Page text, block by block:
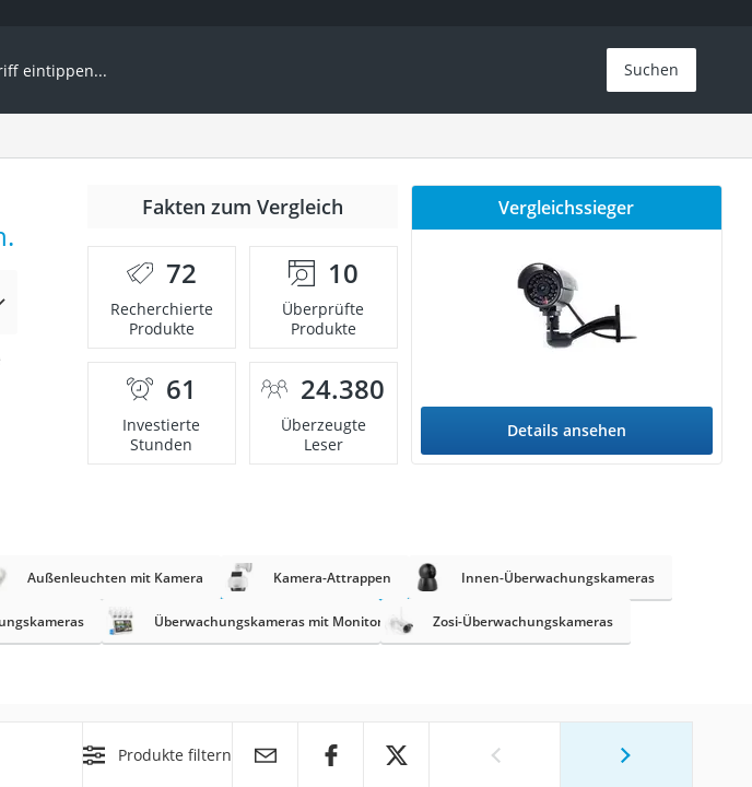
Suchen
Fakten zum Vergleich
72
Recherchierte
Produkte
10
Überprüfte
Produkte
61
Investierte
Stunden
24.380
Überzeugte
Leser
Vergleichssieger
Details ansehen
Außenleuchten mit Kamera Kamera-Attrappen Innen-Überwachungskameras
Überwachungskameras mit Monitor Zosi-Überwachungskameras
Produkte filtern